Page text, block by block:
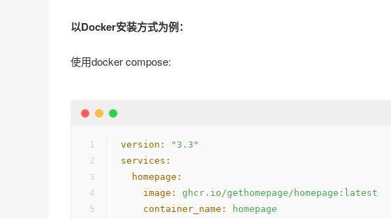
以Docker安装方式为例：
使用docker compose:
version:
"3.3"
services:
homepage:
image:
ghcr.io/gethomepage/homepage:latest
container_name:
homepage